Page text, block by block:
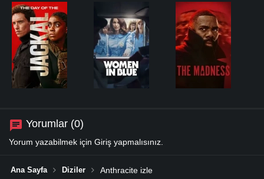
Yorumlar (0)
Yorum yazabilmek için Giriş yapmalısınız.
Ana Sayfa Diziler Anthracite izle